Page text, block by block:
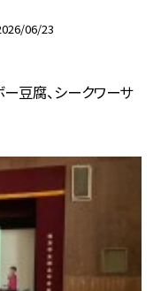
06/23
豆腐、シークワーサ